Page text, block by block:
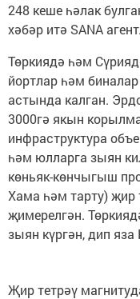
248 кеше һәлак
хәбәр итә SANA
Төркиядә һәм
йортлар һәм
астында калган.
3000гә якын
инфраструктура
һәм юлларга зыян
көньяк-көнчыгыш
Хама һәм тарту) җир
җимерелгән.
зыян күргән, дип
Җир тетрәү